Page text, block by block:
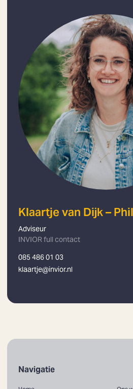
Klaartje van Dijk –
Adviseur
INVIOR full contact
085 486 01 03
klaartje@invior.nl
Navigatie